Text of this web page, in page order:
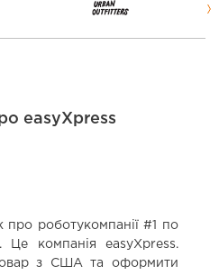
easyXpress
про роботукомпанії #1 по
Це компанія easyXpress.
з США та оформити